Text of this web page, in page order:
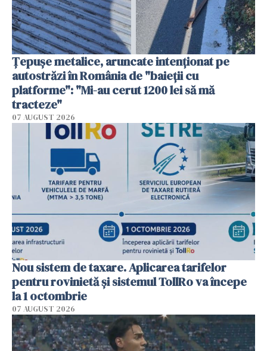
Țepușe metalice, aruncate intenționat pe
autostrăzi în România de "baieții cu
platforme": "Mi-au cerut 1200 lei să mă
tracteze"
07 AUGUST 2026
Nou sistem de taxare. Aplicarea tarifelor
pentru rovinietă şi sistemul TollRo va începe
la 1 octombrie
07 AUGUST 2026